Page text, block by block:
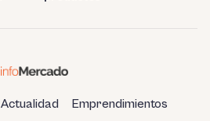
Actualidad Emprendimientos